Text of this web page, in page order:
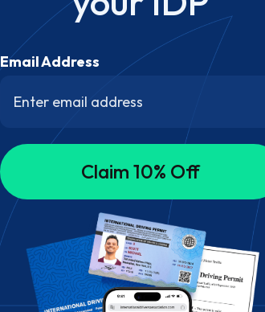
Email Address
Claim 10% Off